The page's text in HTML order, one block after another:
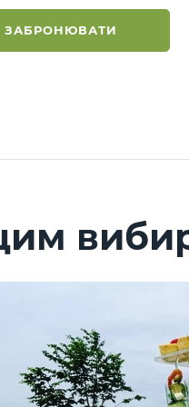
ЗАБРОНЮВАТИ